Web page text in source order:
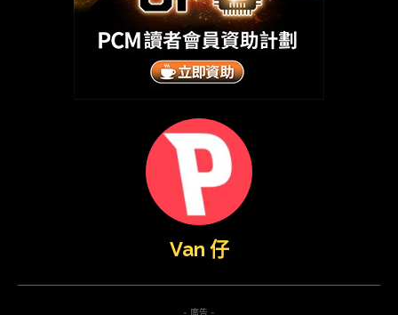
Van 仔
- 廣告 -